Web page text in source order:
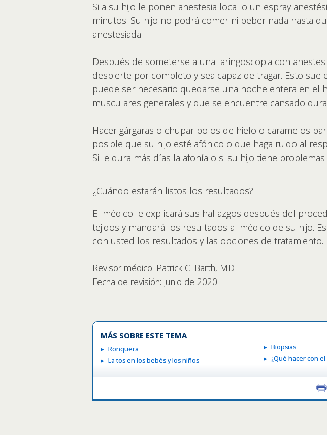
Si a su hijo le ponen anestesia local o un espray
minutos. Su hijo no podrá comer ni beber nada hasta
anestesiada.
Después de someterse a una laringoscopia con
despierte por completo y sea capaz de tragar. Esto
puede ser necesario quedarse una noche entera en el
musculares generales y que se encuentre cansado
Hacer gárgaras o chupar polos de hielo o caramelos
posible que su hijo esté afónico o que haga ruido al
Si le dura más días la afonía o si su hijo tiene
¿Cuándo estarán listos los resultados?
El médico le explicará sus hallazgos después del
tejidos y mandará los resultados al médico de su hijo.
con usted los resultados y las opciones de tratamiento.
Revisor médico: Patrick C. Barth, MD
Fecha de revisión: junio de 2020
MÁS SOBRE ESTE TEMA
Ronquera
La tos en los bebés y los niños
Biopsias
¿Qué hacer con